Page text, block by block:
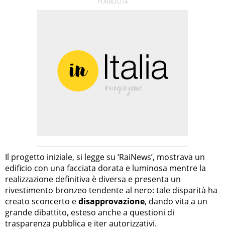
Il progetto iniziale, si legge su ‘RaiNews’, mostrava un
edificio con una facciata dorata e luminosa mentre la
realizzazione definitiva è diversa e presenta un
rivestimento bronzeo tendente al nero: tale disparità ha
creato sconcerto edisapprovazione, dando vita a un
grande dibattito, esteso anche a questioni di
trasparenza pubblica e iter autorizzativi.